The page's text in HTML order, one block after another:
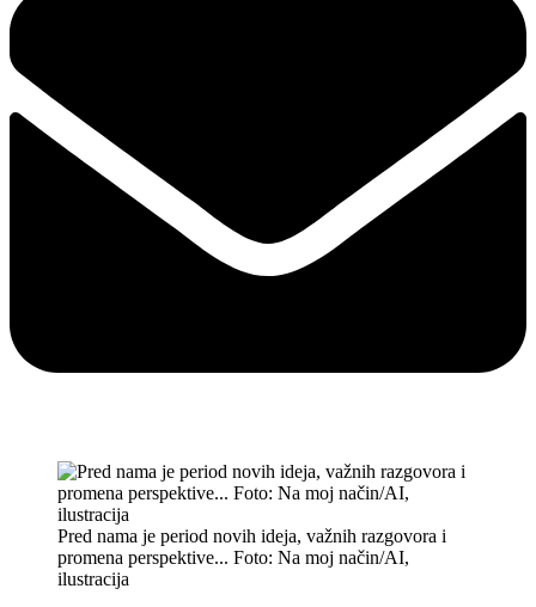
Pred nama je period novih ideja, važnih razgovora i
promena perspektive... Foto: Na moj način/AI,
ilustracija